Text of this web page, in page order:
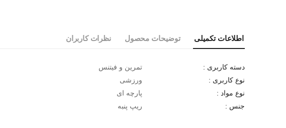
اطلاعات تکمیلی توضیحات محصول نظرات کاربران
دسته کاربری : تمرین و فیتنس
نوع کاربری : ورزشی
نوع مواد : پارچه ای
جنس : ریپ پنبه